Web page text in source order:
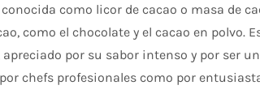
como licor de cacao o masa de
como el chocolate y el cacao en polvo.
por su sabor intenso y por ser
chefs profesionales como por